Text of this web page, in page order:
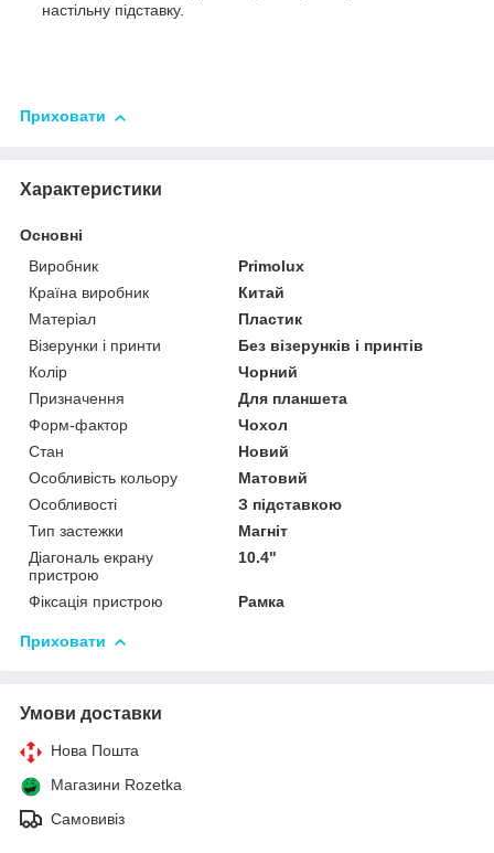
настільну підставку.
Приховати
Характеристики
Основні
Виробник
Primolux
Країна виробник
Китай
Матеріал
Пластик
Візерунки і принти
Без візерунків і принтів
Колір
Чорний
Призначення
Для планшета
Форм-фактор
Чохол
Стан
Новий
Особливість кольору
Матовий
Особливості
З підставкою
Тип застежки
Магніт
Діагональ екрану
пристрою
10.4"
Фіксація пристрою Рамка
Приховати
Умови доставки
Нова Пошта
Магазини Rozetka
Самовивіз